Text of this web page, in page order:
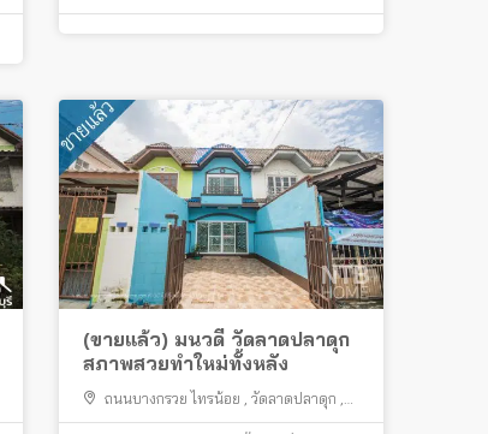
ไทรน้อย , การไฟฟ้า บางกรวย , บางกรวย
(ขายแล้ว) มนวดี วัดลาดปลาดุก
สภาพสวยทำใหม่ทั้งหลัง
ถนนบางกรวย ไทรน้อย , วัดลาดปลาดุก ,
บางบัวทอง